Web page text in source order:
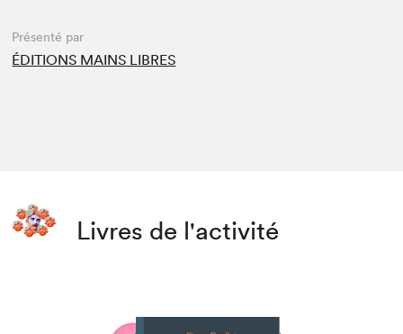
Présenté par
ÉDITIONS MAINS LIBRES
Livres de l'activité